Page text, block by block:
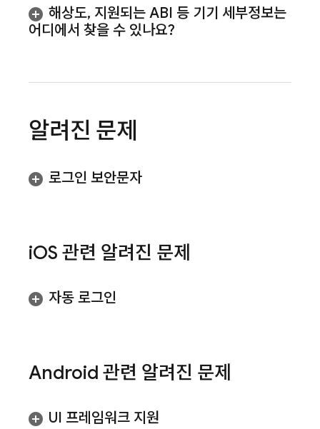
해상도, 지원되는 ABI 등 기기 세부정보는
어디에서 찾을 수 있나요?
알려진 문제
로그인 보안문자
iOS 관련 알려진 문제
자동 로그인
Android 관련 알려진 문제
UI 프레임워크 지원